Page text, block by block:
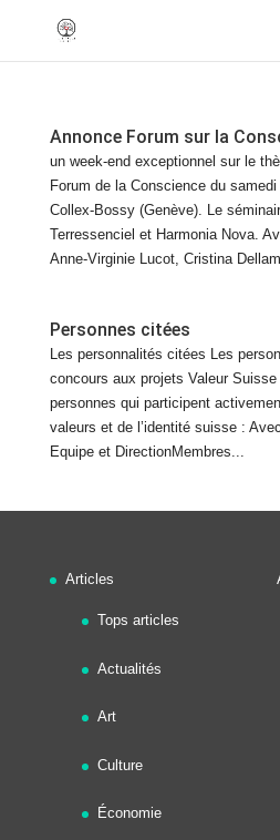
Annonce Forum sur la
un week-end exceptionnel sur le
Forum de la Conscience du
Collex-Bossy (Genève). Le
Terressenciel et Harmonia Nova.
Anne-Virginie Lucot, Cristina
Personnes citées
Les personnalités citées Les
concours aux projets Valeur
personnes qui participent
valeurs et de l’identité suisse :
Equipe et DirectionMembres...
Articles
Tops articles
Actualités
Art
Culture
Économie